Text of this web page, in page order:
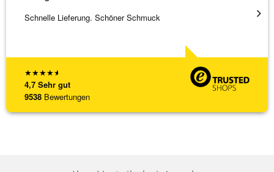
★★★★★
4,7 Sehr gut
9538 Bewertungen
Schnelle Lieferung. Schöner Schmuck
Bin